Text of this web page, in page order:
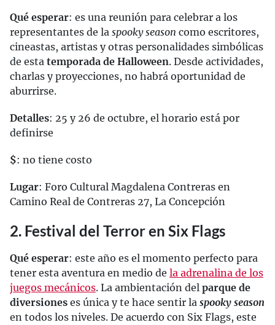
Qué esperar: es una reunión para celebrar a los
representantes de la spooky season como escritores,
cineastas, artistas y otras personalidades simbólicas
de esta temporada de Halloween. Desde actividades,
charlas y proyecciones, no habrá oportunidad de
aburrirse.
Detalles: 25 y 26 de octubre, el horario está por
definirse
$: no tiene costo
Lugar: Foro Cultural Magdalena Contreras en
Camino Real de Contreras 27, La Concepción
2. Festival del Terror en Six Flags
Qué esperar: este año es el momento perfecto para
tener esta aventura en medio de la adrenalina de los
juegos mecánicos. La ambientación del parque de
diversiones es única y te hace sentir la spooky season
en todos los niveles. De acuerdo con Six Flags, este